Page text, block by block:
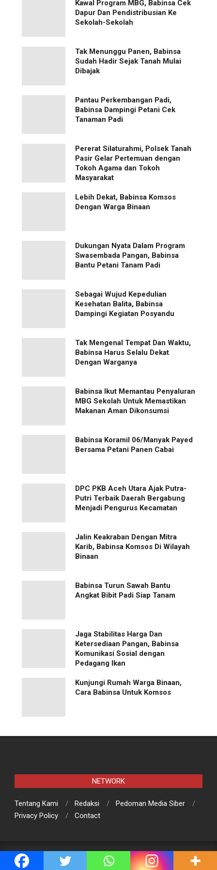
Kawal Program MBG, Babinsa Cek
Dapur Dan Pendistribusian Ke
Sekolah-Sekolah
Tak Menunggu Panen, Babinsa
Sudah Hadir Sejak Tanah Mulai
Dibajak
Pantau Perkembangan Padi,
Babinsa Dampingi Petani Cek
Tanaman Padi
Pererat Silaturahmi, Polsek Tanah
Pasir Gelar Pertemuan dengan
Tokoh Agama dan Tokoh
Masyarakat
Lebih Dekat, Babinsa Komsos
Dengan Warga Binaan
Dukungan Nyata Dalam Program
Swasembada Pangan, Babinsa
Bantu Petani Tanam Padi
Sebagai Wujud Kepedulian
Kesehatan Balita, Babinsa
Dampingi Kegiatan Posyandu
Tak Mengenal Tempat Dan Waktu,
Babinsa Harus Selalu Dekat
Dengan Warganya
Babinsa Ikut Memantau Penyaluran
MBG Sekolah Untuk Memastikan
Makanan Aman Dikonsumsi
Babinsa Koramil 06/Manyak Payed
Bersama Petani Panen Cabai
‎DPC PKB Aceh Utara Ajak Putra-
Putri Terbaik Daerah Bergabung
Menjadi Pengurus Kecamatan
Jalin Keakraban Dengan Mitra
Karib, Babinsa Komsos Di Wilayah
Binaan
Babinsa Turun Sawah Bantu
Angkat Bibit Padi Siap Tanam
Jaga Stabilitas Harga Dan
Ketersediaan Pangan, Babinsa
Komunikasi Sosial dengan
Pedagang Ikan
Kunjungi Rumah Warga Binaan,
Cara Babinsa Untuk Komsos
NETWORK
Tentang Kami Redaksi
Pedoman Media Siber
Privacy Policy
Contact
© RajawaliBaruna.com | Berita Aktual dan Terpercaya